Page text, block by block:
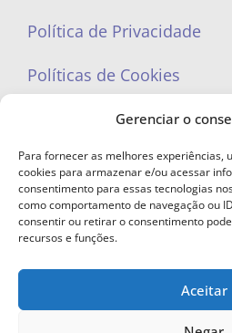
Gerenciar o
Para fornecer as melhores experiências,
cookies para armazenar e/ou acessar
consentimento para essas tecnologias
como comportamento de navegação ou
consentir ou retirar o consentimento
recursos e funções.
Aceitar
Política de Privacidade
Políticas de Cookies
© Copyright 2023 - Todos os direitos
parcial sem